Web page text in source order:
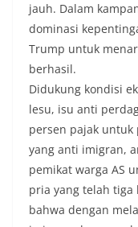
jauh. Dalam
dominasi
Trump untuk
berhasil.
Didukung kondisi
lesu, isu anti
persen pajak
yang anti imigran,
pemikat warga AS
pria yang telah
bahwa dengan